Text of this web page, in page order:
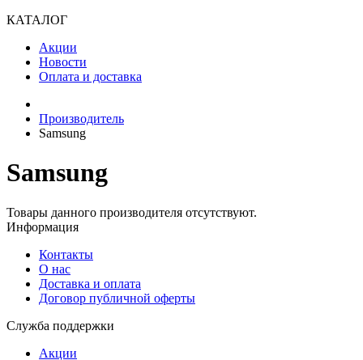
КАТАЛОГ
Акции
Новости
Оплата и доставка
Производитель
Samsung
Samsung
Товары данного производителя отсутствуют.
Информация
Контакты
О нас
Доставка и оплата
Договор публичной оферты
Служба поддержки
Акции